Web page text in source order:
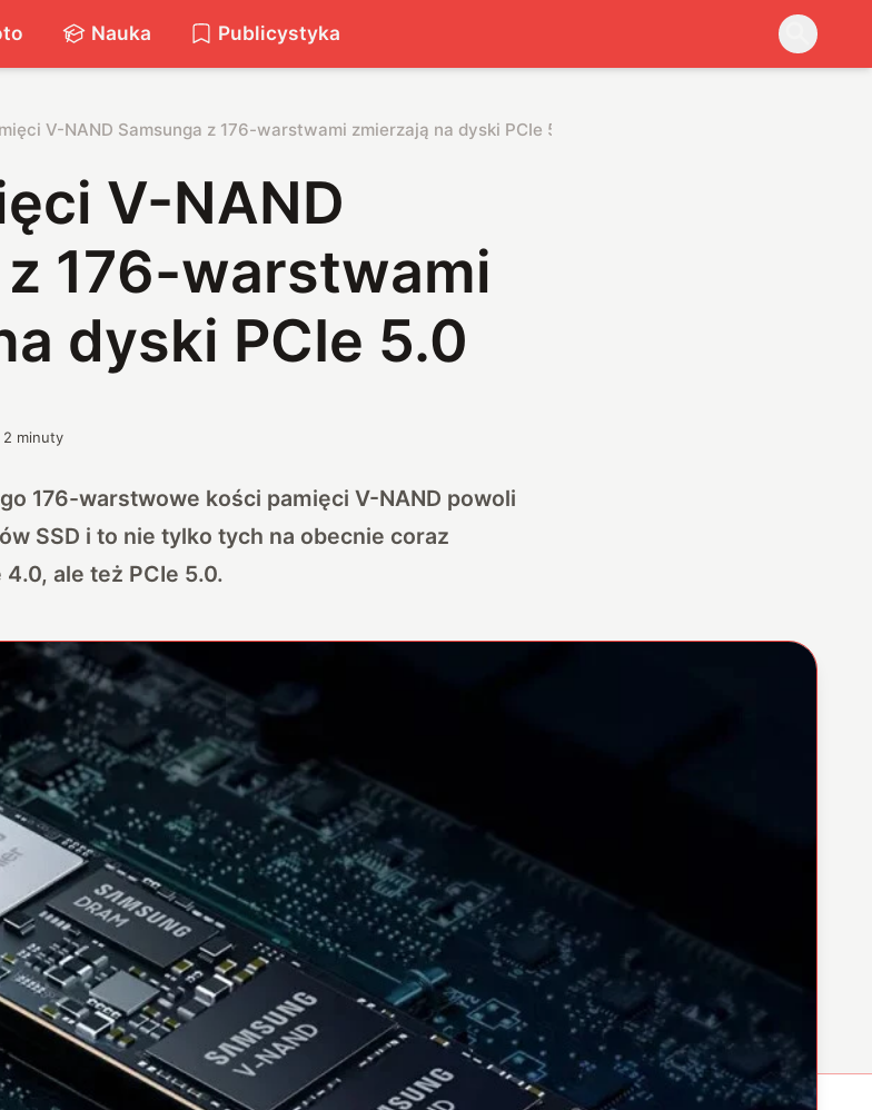
Nauka Publicystyka
Nowe pamięci V-NAND Samsunga z 176-warstwami zmierzają na dyski PCIe 5.0
V-NAND
176-warstwami
dyski PCIe 5.0
2 minuty
176-warstwowe kości pamięci V-NAND powoli
SSD i to nie tylko tych na obecnie coraz
ale też PCIe 5.0.